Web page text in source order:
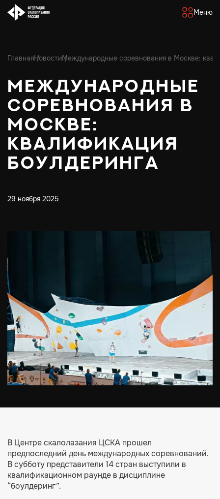
Меню
ГлавнаяНовостиМеждународные соревнования в Москве:
Международные
соревнования в
Москве:
квалификация
боулдеринга
29 ноября 2025
В Центре скалолазания ЦСКА прошел
предпоследний день международных соревнований.
В субботу представители 14 стран выступили в
квалификационном раунде в дисциплине
“боулдеринг”.